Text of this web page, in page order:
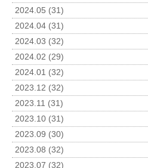
2024.05 (31)
2024.04 (31)
2024.03 (32)
2024.02 (29)
2024.01 (32)
2023.12 (32)
2023.11 (31)
2023.10 (31)
2023.09 (30)
2023.08 (32)
2023.07 (32)